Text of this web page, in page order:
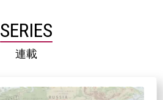
SERIES
連載